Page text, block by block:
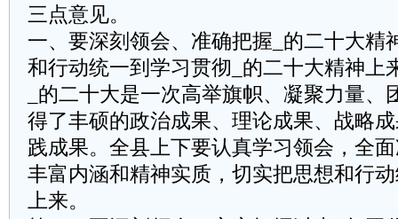
三点意见。
一、要深刻领会、准确把握_的二十大精
和行动统一到学习贯彻_的二十大精神上
_的二十大是一次高举旗帜、凝聚力量、
得了丰硕的政治成果、理论成果、战略
践成果。全县上下要认真学习领会，全
丰富内涵和精神实质，切实把思想和行
上来。